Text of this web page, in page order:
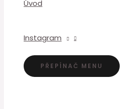
Úvod
Instagram
PŘEPÍNAČ MENU